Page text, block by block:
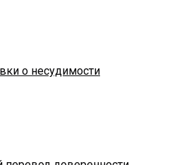
о несудимости